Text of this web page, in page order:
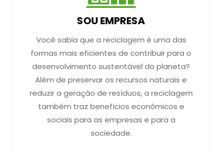
SOU EMPRESA
Você sabia que a reciclagem é uma das
formas mais eficientes de contribuir para o
desenvolvimento sustentável do planeta?
Além de preservar os recursos naturais e
reduzir a geração de resíduos, a reciclagem
também traz benefícios econômicos e
sociais para as empresas e para a
sociedade.